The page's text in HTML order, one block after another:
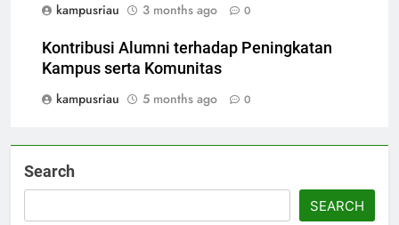
kampusriau
3 months ago 0
Kontribusi Alumni terhadap Peningkatan
Kampus serta Komunitas
kampusriau
5 months ago 0
Search
SEARCH